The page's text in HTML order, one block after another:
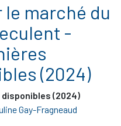
marché du
-
(2024)
(2024)
Gay-Fragneaud